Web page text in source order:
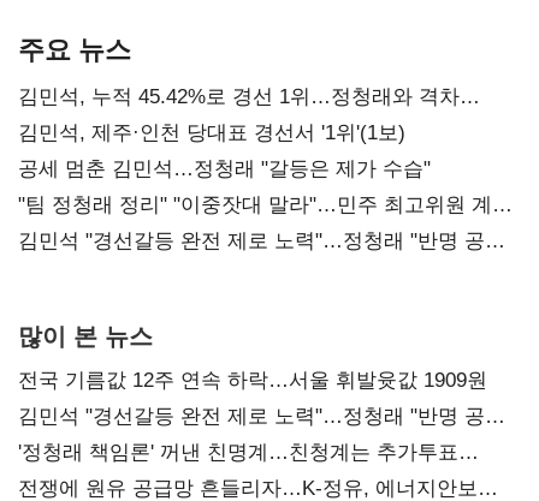
주요 뉴스
김민석, 누적 45.42%로 경선 1위…정청래와 격차
0.86%p(2보)
김민석, 제주·인천 당대표 경선서 '1위'(1보)
공세 멈춘 김민석…정청래 "갈등은 제가 수습"
"팀 정청래 정리" "이중잣대 말라"…민주 최고위원 계파
다툼 격화
김민석 "경선갈등 완전 제로 노력"…정청래 "반명 공세
많이 본 뉴스
전국 기름값 12주 연속 하락…서울 휘발윳값 1909원
김민석 "경선갈등 완전 제로 노력"…정청래 "반명 공세
사과부터"
'정청래 책임론' 꺼낸 친명계…친청계는 추가투표
때리기
전쟁에 원유 공급망 흔들리자…K-정유, 에너지안보